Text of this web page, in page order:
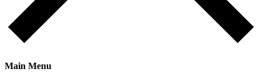
Main Menu